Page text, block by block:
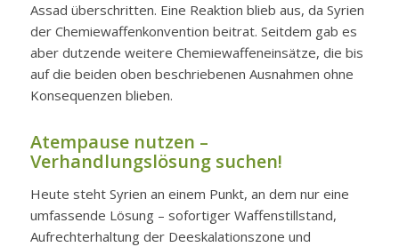
Assad überschritten. Eine Reaktion blieb aus, da Syrien
der Chemiewaffenkonvention beitrat. Seitdem gab es
aber dutzende weitere Chemiewaffeneinsätze, die bis
auf die beiden oben beschriebenen Ausnahmen ohne
Konsequenzen blieben.
Atempause nutzen –
Verhandlungslösung suchen!
Heute steht Syrien an einem Punkt, an dem nur eine
umfassende Lösung – sofortiger Waffenstillstand,
Aufrechterhaltung der Deeskalationszone und